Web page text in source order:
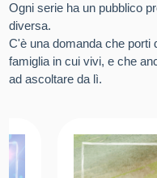
Ogni serie ha un pubblico
diversa.
C'è una domanda che porti
famiglia in cui vivi, e che
ad ascoltare da lì.